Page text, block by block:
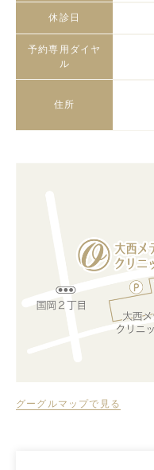
休診日
予約専用ダイヤ
ル
住所
グーグルマップで見る